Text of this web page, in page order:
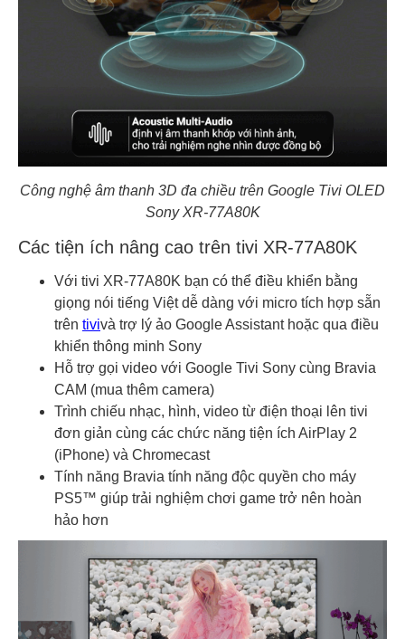
Công nghệ âm thanh 3D đa chiều trên Google Tivi OLED
Sony XR-77A80K
Các tiện ích nâng cao trên tivi XR-77A80K
Với tivi XR-77A80K bạn có thể điều khiển bằng
giọng nói tiếng Việt dễ dàng với micro tích hợp sẵn
trên tivivà trợ lý ảo Google Assistant hoặc qua điều
khiển thông minh Sony
Hỗ trợ gọi video với Google Tivi Sony cùng Bravia
CAM (mua thêm camera)
Trình chiếu nhạc, hình, video từ điện thoại lên tivi
đơn giản cùng các chức năng tiện ích AirPlay 2
(iPhone) và Chromecast
Tính năng Bravia tính năng độc quyền cho máy
PS5™ giúp trải nghiệm chơi game trở nên hoàn
hảo hơn